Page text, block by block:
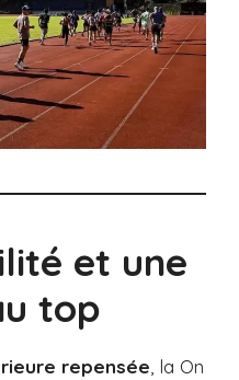
et une
top
repensée, la On